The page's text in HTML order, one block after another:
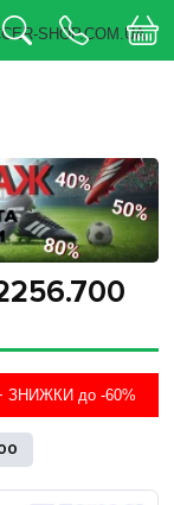
ЗНИЖКИ до -60%